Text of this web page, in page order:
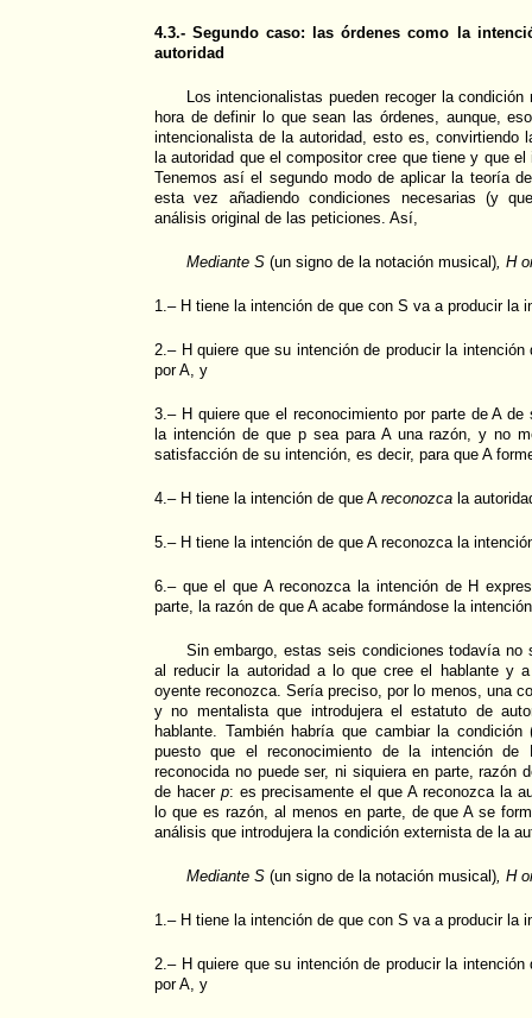
4.3.- Segundo caso: las órdenes como la
autoridad
Los intencionalistas pueden recoger la
hora de definir lo que sean las órdenes, aunque,
intencionalista de la autoridad, esto es, convirtiendo
la autoridad que el compositor cree que tiene y que
Tenemos así el segundo modo de aplicar la teoría
esta vez añadiendo condiciones necesarias (y
análisis original de las peticiones. Así,
Mediante S(un signo de la notación musical), H
1.– H tiene la intención de que con S va a producir la
2.– H quiere que su intención de producir la intención
por A, y
3.– H quiere que el reconocimiento por parte de A
la intención de que p sea para A una razón, y no
satisfacción de su intención, es decir, para que A
4.– H tiene la intención de que A reconozca la
5.– H tiene la intención de que A reconozca la
6.– que el que A reconozca la intención de H
parte, la razón de que A acabe formándose la
Sin embargo, estas seis condiciones todavía no
al reducir la autoridad a lo que cree el hablante y
oyente reconozca. Sería preciso, por lo menos, una
y no mentalista que introdujera el estatuto de
hablante. También habría que cambiar la
puesto que el reconocimiento de la intención
reconocida no puede ser, ni siquiera en parte, razón
de hacer p: es precisamente el que A reconozca la
lo que es razón, al menos en parte, de que A se
análisis que introdujera la condición externista de la
Mediante S(un signo de la notación musical), H
1.– H tiene la intención de que con S va a producir la
2.– H quiere que su intención de producir la intención
por A, y